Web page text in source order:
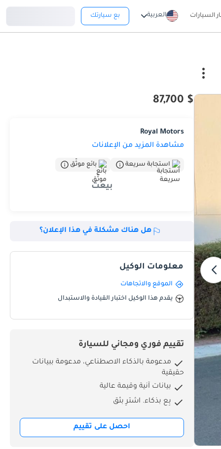
السيارات العربية بع سيارتك
$ 87,700
Royal Motors
مشاهدة المزيد من الإعلانات
استجابة سريعة بائع موثّق
بيعت
هل هناك مشكلة في هذا الإعلان؟
معلومات الوكيل
الموقع والاتجاهات
يقدم هذا الوكيل اختبار القيادة والاستبدال
تقييم فوري ومجاني للسيارة
مدعومة بالذكاء الاصطناعي، مدعومة ببيانات
حقيقية
بيانات آنية وقيمة عالية
بِع بذكاء. اشترِ بثق
احصل على تقييم